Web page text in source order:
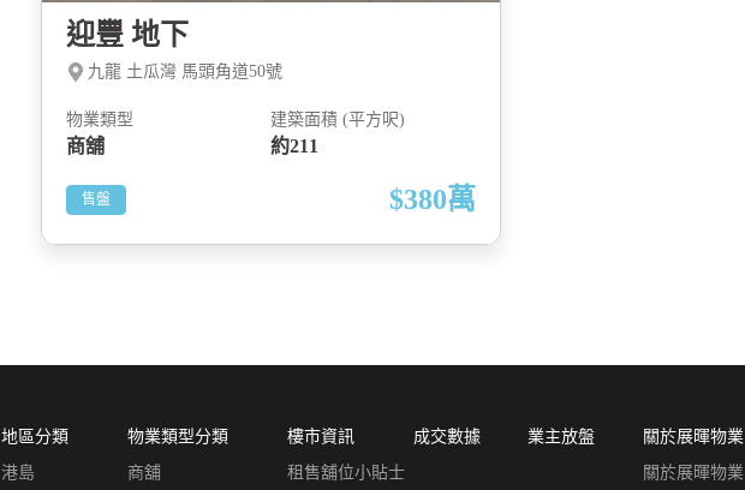
迎豐 地下
九龍 土瓜灣 馬頭角道50號
物業類型
商舖
建築面積 (平方呎)
約211
售盤 $380萬
地區分類
港島
物業類型分類
商舖
樓市資訊
租售舖位小貼士
成交數據 業主放盤
關於展暉物業
關於展暉物業